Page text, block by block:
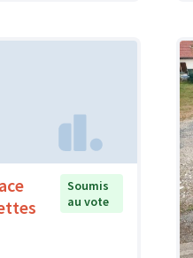
Soumis
au vote